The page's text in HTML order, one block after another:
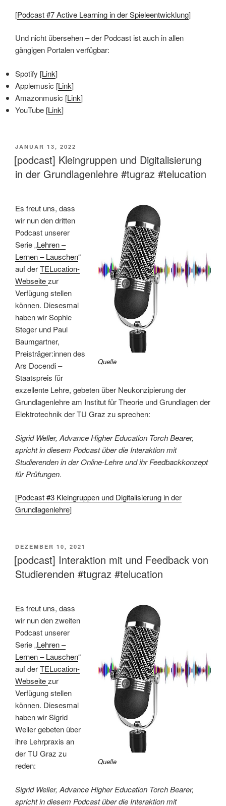
[Podcast #7 Active Learning in der Spieleentwicklung]
Und nicht übersehen – der Podcast ist auch in allen
gängigen Portalen verfügbar:
Spotify [Link]
Applemusic [Link]
Amazonmusic [Link]
YouTube [Link]
VERÖFFENTLICHT
AM
JANUAR 13, 2022
[podcast] Kleingruppen und Digitalisierung
in der Grundlagenlehre #tugraz #telucation
Quelle
Es freut uns, dass
wir nun den dritten
Podcast unserer
Serie „Lehren –
Lernen – Lauschen“
auf derTELucation-
Webseitezur
Verfügung stellen
können. Diesesmal
haben wir Sophie
Steger und Paul
Baumgartner,
Preisträger:innen des
Ars Docendi –
Staatspreis für
exzellente Lehre, gebeten über Neukonzipierung der
Grundlagenlehre am Institut für Theorie und Grundlagen der
Elektrotechnik der TU Graz zu sprechen:
Sigrid Weller, Advance Higher Education Torch Bearer,
spricht in diesem Podcast über die Interaktion mit
Studierenden in der Online-Lehre und ihr Feedbackkonzept
für Prüfungen.
[Podcast #3 Kleingruppen und Digitalisierung in der
Grundlagenlehre]
VERÖFFENTLICHT
AM
DEZEMBER 10, 2021
[podcast] Interaktion mit und Feedback von
Studierenden #tugraz #telucation
Quelle
Es freut uns, dass
wir nun den zweiten
Podcast unserer
Serie „Lehren –
Lernen – Lauschen“
auf derTELucation-
Webseitezur
Verfügung stellen
können. Diesesmal
haben wir Sigrid
Weller gebeten über
ihre Lehrpraxis an
der TU Graz zu
reden:
Sigrid Weller, Advance Higher Education Torch Bearer,
spricht in diesem Podcast über die Interaktion mit